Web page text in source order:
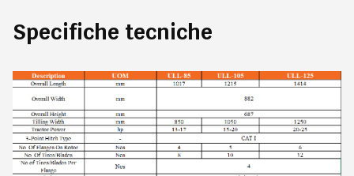
Specifiche tecniche